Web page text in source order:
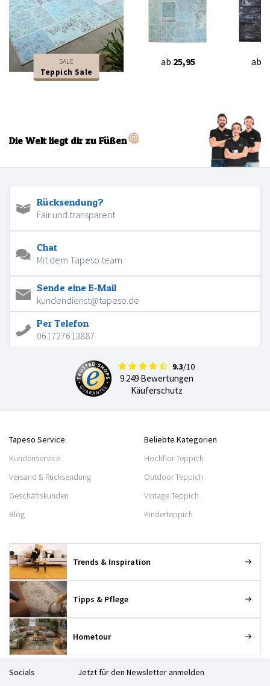
SALE
Teppich Sale
ab 25,95 ab
Die Welt liegt dir zu Füßen
Rücksendung?
Fair und transparent
Chat
Mit dem Tapeso team
Sende eine E-Mail
kundendienst@tapeso.de
Per Telefon
061727613887
9.3/10
9.249 Bewertungen
Käuferschutz
Tapeso Service
Kundenservice
Versand & Rücksendung
Geschäftskunden
Blog
Beliebte Kategorien
Hochflor Teppich
Outdoor Teppich
Vintage Teppich
Kinderteppich
Trends & Inspiration
Tipps & Pflege
Hometour
Socials Jetzt für den Newsletter anmelden